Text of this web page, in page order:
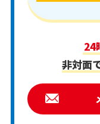
24
非対面